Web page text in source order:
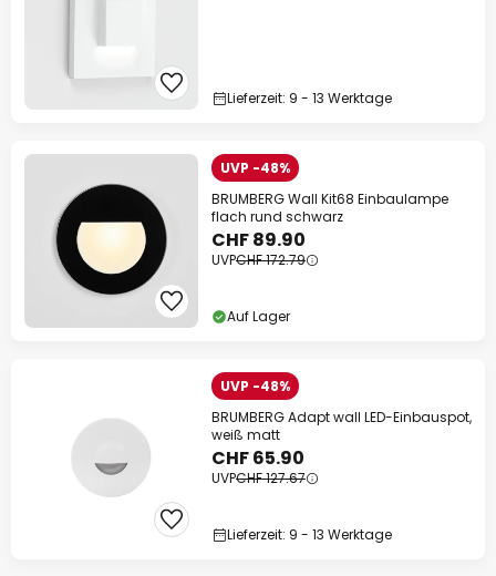
Lieferzeit: 9 - 13 Werktage
UVP -48%
BRUMBERG Wall Kit68 Einbaulampe
flach rund schwarz
CHF 89.90
UVPCHF 172.79
Auf Lager
UVP -48%
BRUMBERG Adapt wall LED-Einbauspot,
weiß matt
CHF 65.90
UVPCHF 127.67
Lieferzeit: 9 - 13 Werktage